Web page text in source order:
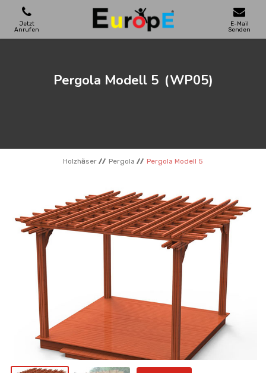
Jetzt
Anrufen
E-Mail
Senden
STADTMOBEL
SPORTBEREICHE
REFERENZEN
KONTAKT
Pergola Modell 5 (WP05)
Holzhӓuser Pergola Pergola Modell 5